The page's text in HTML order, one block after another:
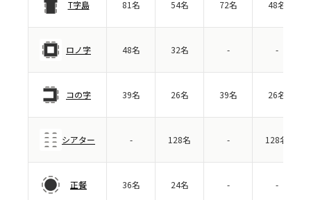
T字島 81名 54名 72名 48名
ロノ字 48名 32名 - -
コの字 39名 26名 39名 26名
シアター - 128名 - 128名
正餐 36名 24名 - -